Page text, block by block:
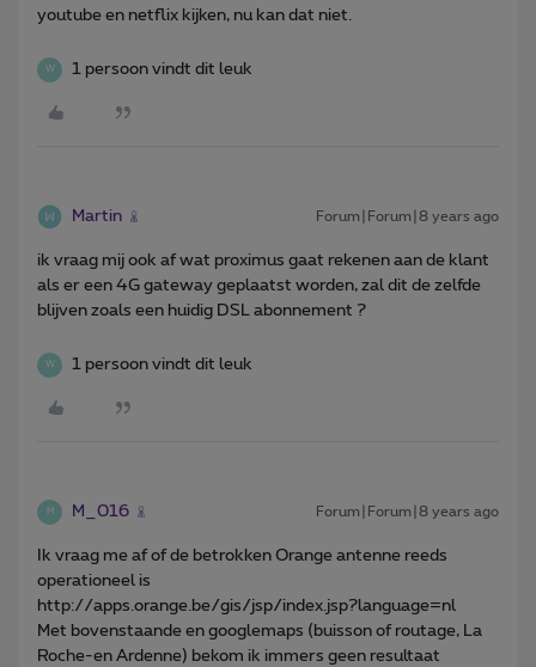
youtube en netflix kijken, nu kan dat niet.
W 1 persoon vindt dit leuk
Martin Forum|Forum|8 years ago
ik vraag mij ook af wat proximus gaat rekenen aan de klant
als er een 4G gateway geplaatst worden, zal dit de zelfde
blijven zoals een huidig DSL abonnement ?
W 1 persoon vindt dit leuk
M M_016 Forum|Forum|8 years ago
Ik vraag me af of de betrokken Orange antenne reeds
operationeel is
http://apps.orange.be/gis/jsp/index.jsp?language=nl
Met bovenstaande en googlemaps (buisson of routage, La
Roche-en Ardenne) bekom ik immers geen resultaat